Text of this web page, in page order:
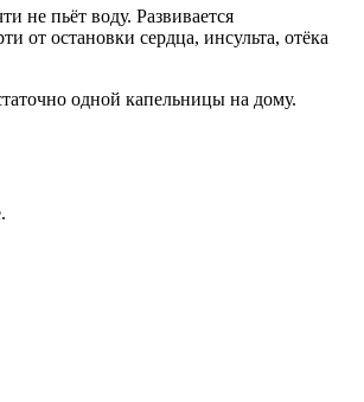
не пьёт воду. Развивается
от остановки сердца, инсульта, отёка
одной капельницы на дому.